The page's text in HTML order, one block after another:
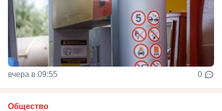
вчера в 09:55 0
Общество